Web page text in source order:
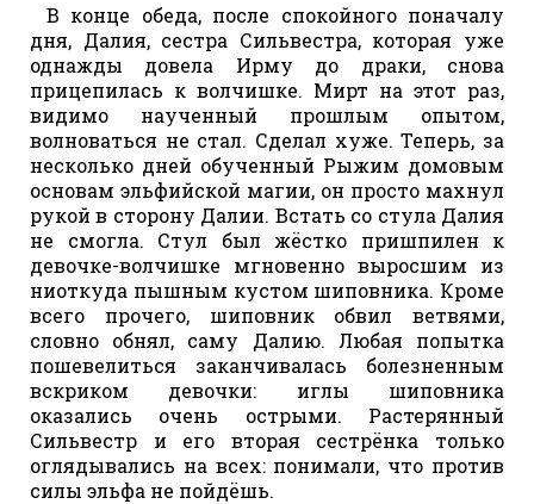
В конце обеда, после спокойного поначалу
дня, Далия, сестра Сильвестра, которая уже
однажды довела Ирму до драки, снова
прицепилась к волчишке. Мирт на этот раз,
видимо наученный прошлым опытом,
волноваться не стал. Сделал хуже. Теперь, за
несколько дней обученный Рыжим домовым
основам эльфийской магии, он просто махнул
рукой в сторону Далии. Встать со стула Далия
не смогла. Стул был жёстко пришпилен к
девочке-волчишке мгновенно выросшим из
ниоткуда пышным кустом шиповника. Кроме
всего прочего, шиповник обвил ветвями,
словно обнял, саму Далию. Любая попытка
пошевелиться заканчивалась болезненным
вскриком девочки: иглы шиповника
оказались очень острыми. Растерянный
Сильвестр и его вторая сестрёнка только
оглядывались на всех: понимали, что против
силы эльфа не пойдёшь.